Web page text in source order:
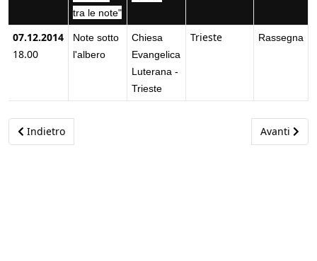
tra le note"
07.12.2014
18.00
Note sotto
l'albero
Chiesa
Evangelica
Luterana -
Trieste
Trieste Rassegna
Articolo precedente: Attività 2015
Indietro Articolo
Avanti